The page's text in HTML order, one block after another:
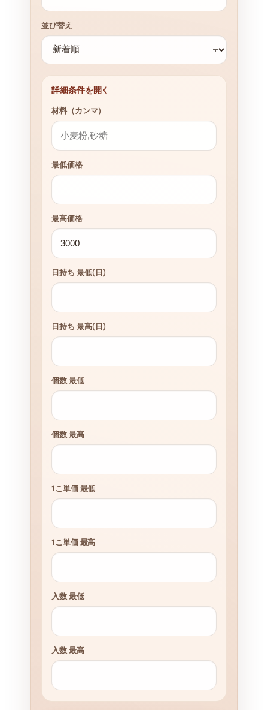
並び替え
詳細条件を開く
材料（カンマ）
最低価格
最高価格
日持ち 最低(日)
日持ち 最高(日)
個数 最低
個数 最高
1こ単価 最低
1こ単価 最高
入数 最低
入数 最高